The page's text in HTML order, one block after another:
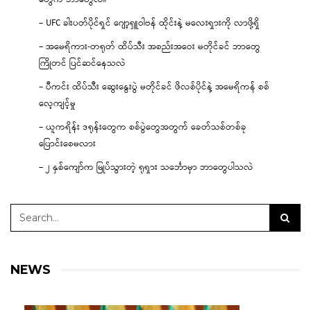
– UFC ခါးပတ်ပိုင်ရှင် ဂျော့ရှူဝါဗန် ထိုင်းနဲ့ မလေးရှားကို လာဖို့ရှိ
– အမေရိကား-တရုတ် ထိပ်သီး အစည်းအဝေး မတိုင်ခင် ဘာတွေ
ကြိုတင် ပြင်ဆင်နေသလဲ
– ပီကင်း ထိပ်သီး ဆွေးနွေးပွဲ မတိုင်ခင် ဖိလစ်ပိုင်နဲ့ အမေရိကန် စစ်
လေ့ကျင့်မှု
– ယူကရိန်း ဒရုန်းတွေက စစ်ပွဲတွေအတွက် ခေတ်သစ်တစ်ခု
ပြောင်းစေမလား
– ၂ နှစ်ကျော်က မြုပ်သွားတဲ့ ရုရှား သင်္ဘောမှာ ဘာတွေပါသလဲ
NEWS